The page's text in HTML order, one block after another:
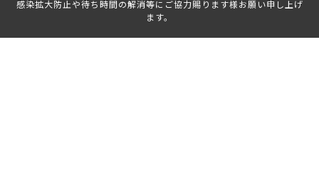
感染拡大防止や待ち時間の解消等にご協力賜ります様お願い申し上げ
ます。